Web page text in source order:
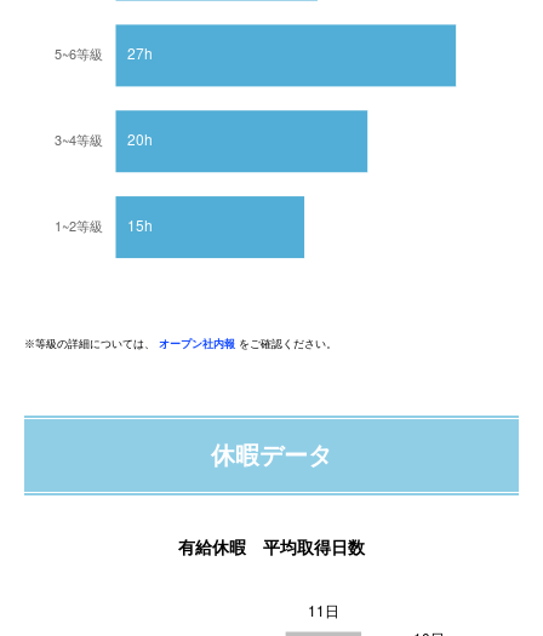
※等級の詳細については、 オープン社内報 をご確認ください。
休暇データ
有給休暇 平均取得日数